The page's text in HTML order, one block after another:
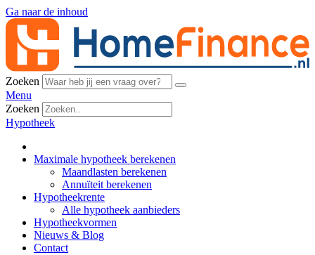
Ga naar de inhoud
Zoeken
Menu
Zoeken
Hypotheek
Maximale hypotheek berekenen
Maandlasten berekenen
Annuïteit berekenen
Hypotheekrente
Alle hypotheek aanbieders
Hypotheekvormen
Nieuws & Blog
Contact